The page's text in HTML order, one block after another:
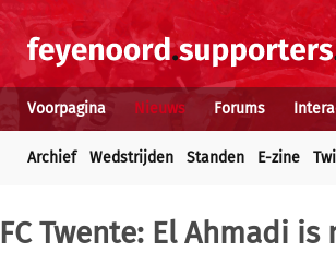
Voorpagina Nieuws Forums
Archief Wedstrijden Standen E-zine
FC Twente: El Ahmadi